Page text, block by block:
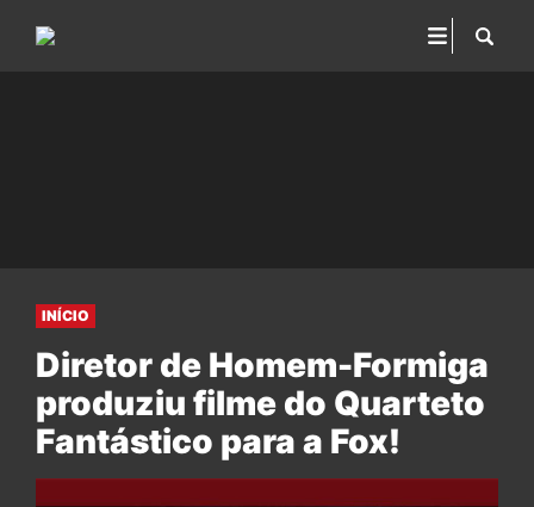
INÍCIO
Diretor de Homem-Formiga
produziu filme do Quarteto
Fantástico para a Fox!